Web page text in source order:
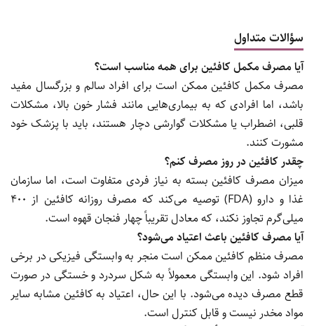
سؤالات متداول
آیا مصرف مکمل کافئین برای همه مناسب است؟
مصرف مکمل کافئین ممکن است برای افراد سالم و بزرگسال مفید
باشد، اما افرادی که به بیماری‌هایی مانند فشار خون بالا، مشکلات
قلبی، اضطراب یا مشکلات گوارشی دچار هستند، باید با پزشک خود
مشورت کنند.
چقدر کافئین در روز مصرف کنم؟
میزان مصرف کافئین بسته به نیاز فردی متفاوت است، اما سازمان
غذا و دارو (FDA) توصیه می‌کند که مصرف روزانه کافئین از 400
میلی‌گرم تجاوز نکند، که معادل تقریباً چهار فنجان قهوه است.
آیا مصرف کافئین باعث اعتیاد می‌شود؟
مصرف منظم کافئین ممکن است منجر به وابستگی فیزیکی در برخی
افراد شود. این وابستگی معمولاً به شکل سردرد و خستگی در صورت
قطع مصرف دیده می‌شود. با این حال، اعتیاد به کافئین مشابه سایر
مواد مخدر نیست و قابل کنترل است.